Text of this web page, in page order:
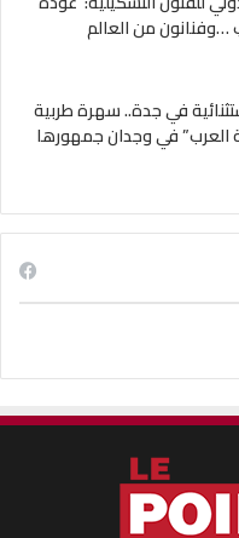
…وفنانون من العالم
في جدة.. سهرة طربية
العرب” في وجدان جمهورها